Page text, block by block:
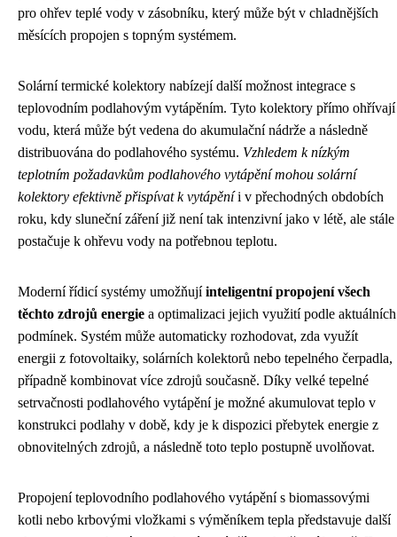
pro ohřev teplé vody v zásobníku, který může být v chladnějších
měsících propojen s topným systémem.
Solární termické kolektory nabízejí další možnost integrace s
teplovodním podlahovým vytápěním. Tyto kolektory přímo ohřívají
vodu, která může být vedena do akumulační nádrže a následně
distribuována do podlahového systému. Vzhledem k nízkým
teplotním požadavkům podlahového vytápění mohou solární
kolektory efektivně přispívat k vytápěníi v přechodných obdobích
roku, kdy sluneční záření již není tak intenzivní jako v létě, ale stále
postačuje k ohřevu vody na potřebnou teplotu.
Moderní řídicí systémy umožňujíinteligentní propojení všech
těchto zdrojů energie a optimalizaci jejich využití podle aktuálních
podmínek. Systém může automaticky rozhodovat, zda využít
energii z fotovoltaiky, solárních kolektorů nebo tepelného čerpadla,
případně kombinovat více zdrojů současně. Díky velké tepelné
setrvačnosti podlahového vytápění je možné akumulovat teplo v
konstrukci podlahy v době, kdy je k dispozici přebytek energie z
obnovitelných zdrojů, a následně toto teplo postupně uvolňovat.
Propojení teplovodního podlahového vytápění s biomassovými
kotli nebo krbovými vložkami s výměníkem tepla představuje další